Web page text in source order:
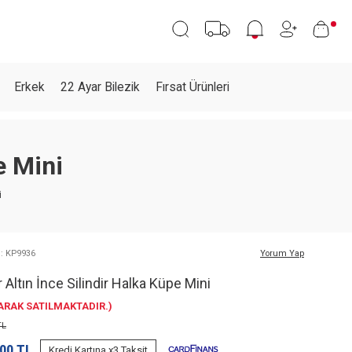
Erkek 22 Ayar Bilezik Fırsat Ürünleri
Mini
KP9936 Yorum Yap
Altın İnce Silindir Halka Küpe Mini
SATILMAKTADIR.)